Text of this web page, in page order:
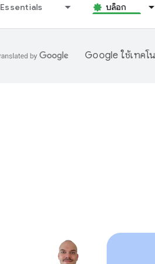
Essentials บล็อก
Google ใช้เทคโ